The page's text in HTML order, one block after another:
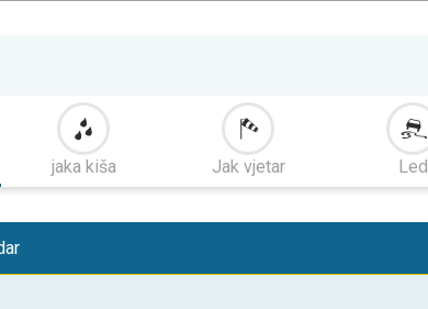
jaka kiša Jak vjetar Led